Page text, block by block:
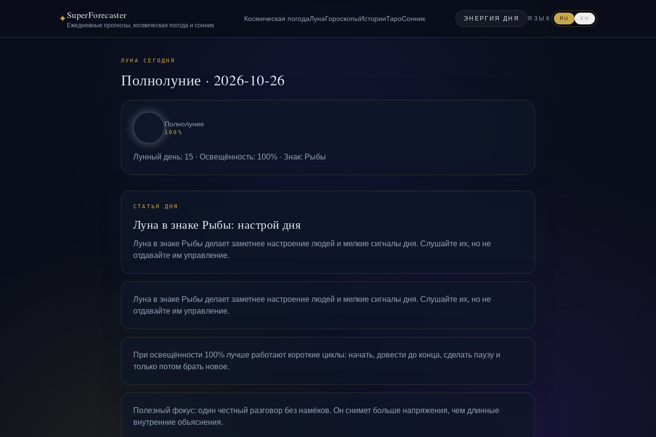
✦SuperForecaster
Ежедневные прогнозы, космическая погода и сонник
Космическая погодаЛунаГороскопыИсторииТароСонник ЭНЕРГИЯ ДНЯ ЯЗЫК RU EN
ЛУНА СЕГОДНЯ
Полнолуние · 2026-10-26
Полнолуние
100 %
Лунный день: 15 · Освещённость: 100% · Знак: Рыбы
СТАТЬЯ ДНЯ
Луна в знаке Рыбы: настрой дня
Луна в знаке Рыбы делает заметнее настроение людей и мелкие сигналы дня. Слушайте их, но не
отдавайте им управление.
Луна в знаке Рыбы делает заметнее настроение людей и мелкие сигналы дня. Слушайте их, но не
отдавайте им управление.
При освещённости 100% лучше работают короткие циклы: начать, довести до конца, сделать паузу и
только потом брать новое.
Полезный фокус: один честный разговор без намёков. Он снимет больше напряжения, чем длинные
внутренние объяснения.